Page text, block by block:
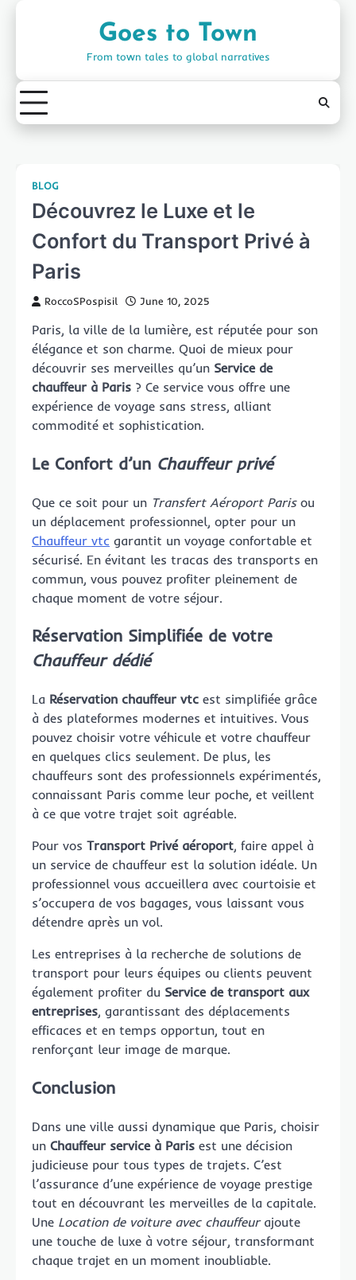
Goes to Town
From town tales to global narratives
BLOG
Découvrez le Luxe et le
Confort du Transport Privé à
Paris
RoccoSPospisil June 10, 2025
Paris, la ville de la lumière, est réputée pour son
élégance et son charme. Quoi de mieux pour
découvrir ses merveilles qu’un Service de
chauffeur à Paris ? Ce service vous offre une
expérience de voyage sans stress, alliant
commodité et sophistication.
Le Confort d’un Chauffeur privé
Que ce soit pour un Transfert Aéroport Parisou
un déplacement professionnel, opter pour un
Chauffeur vtc garantit un voyage confortable et
sécurisé. En évitant les tracas des transports en
commun, vous pouvez profiter pleinement de
chaque moment de votre séjour.
Réservation Simplifiée de votre
Chauffeur dédié
La Réservation chauffeur vtc est simplifiée grâce
à des plateformes modernes et intuitives. Vous
pouvez choisir votre véhicule et votre chauffeur
en quelques clics seulement. De plus, les
chauffeurs sont des professionnels expérimentés,
connaissant Paris comme leur poche, et veillent
à ce que votre trajet soit agréable.
Pour vos Transport Privé aéroport, faire appel à
un service de chauffeur est la solution idéale. Un
professionnel vous accueillera avec courtoisie et
s’occupera de vos bagages, vous laissant vous
détendre après un vol.
Les entreprises à la recherche de solutions de
transport pour leurs équipes ou clients peuvent
également profiter du Service de transport aux
entreprises, garantissant des déplacements
efficaces et en temps opportun, tout en
renforçant leur image de marque.
Conclusion
Dans une ville aussi dynamique que Paris, choisir
un Chauffeur service à Paris est une décision
judicieuse pour tous types de trajets. C’est
l’assurance d’une expérience de voyage prestige
tout en découvrant les merveilles de la capitale.
Une Location de voiture avec chauffeurajoute
une touche de luxe à votre séjour, transformant
chaque trajet en un moment inoubliable.